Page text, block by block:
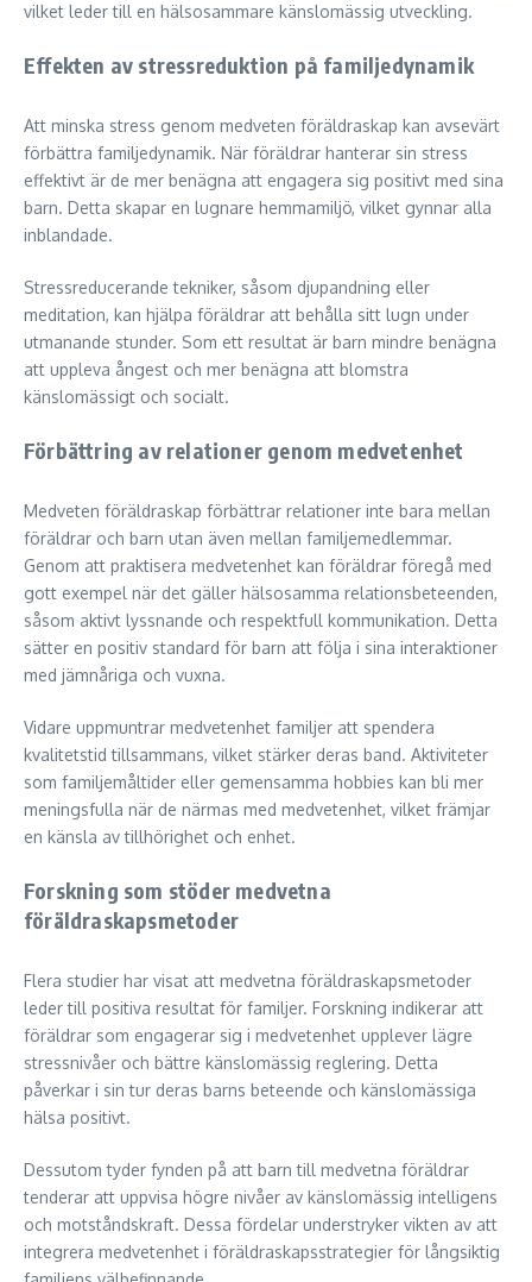
vilket leder till en hälsosammare känslomässig utveckling.
Effekten av stressreduktion på familjedynamik
Att minska stress genom medveten föräldraskap kan avsevärt
förbättra familjedynamik. När föräldrar hanterar sin stress
effektivt är de mer benägna att engagera sig positivt med sina
barn. Detta skapar en lugnare hemmamiljö, vilket gynnar alla
inblandade.
Stressreducerande tekniker, såsom djupandning eller
meditation, kan hjälpa föräldrar att behålla sitt lugn under
utmanande stunder. Som ett resultat är barn mindre benägna
att uppleva ångest och mer benägna att blomstra
känslomässigt och socialt.
Förbättring av relationer genom medvetenhet
Medveten föräldraskap förbättrar relationer inte bara mellan
föräldrar och barn utan även mellan familjemedlemmar.
Genom att praktisera medvetenhet kan föräldrar föregå med
gott exempel när det gäller hälsosamma relationsbeteenden,
såsom aktivt lyssnande och respektfull kommunikation. Detta
sätter en positiv standard för barn att följa i sina interaktioner
med jämnåriga och vuxna.
Vidare uppmuntrar medvetenhet familjer att spendera
kvalitetstid tillsammans, vilket stärker deras band. Aktiviteter
som familjemåltider eller gemensamma hobbies kan bli mer
meningsfulla när de närmas med medvetenhet, vilket främjar
en känsla av tillhörighet och enhet.
Forskning som stöder medvetna
föräldraskapsmetoder
Flera studier har visat att medvetna föräldraskapsmetoder
leder till positiva resultat för familjer. Forskning indikerar att
föräldrar som engagerar sig i medvetenhet upplever lägre
stressnivåer och bättre känslomässig reglering. Detta
påverkar i sin tur deras barns beteende och känslomässiga
hälsa positivt.
Dessutom tyder fynden på att barn till medvetna föräldrar
tenderar att uppvisa högre nivåer av känslomässig intelligens
och motståndskraft. Dessa fördelar understryker vikten av att
integrera medvetenhet i föräldraskapsstrategier för långsiktig